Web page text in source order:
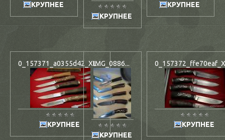
КРУПНЕЕ
КРУПНЕЕ
КРУПНЕЕ
0_157371_a0355d42_XL...
КРУПНЕЕ
IMG_0886...
КРУПНЕЕ
КРУПНЕЕ